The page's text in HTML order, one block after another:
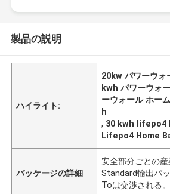
製品の説明
ハイライト:
20kw パワーウォ
kwh パワーウォ
ーウォール ホー
h
, 30 kwh lifepo4
Lifepo4 Home
パッケージの詳細
安全部分ごとの産
Standard輸出パッ
Toは交渉される